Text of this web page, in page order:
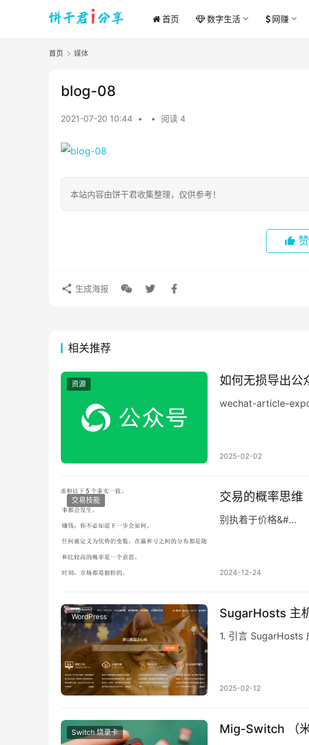
首页 数字生活 网赚
首页 媒体
blog-08
2021-07-20 10:44 • • 阅读 4
本站内容由饼干君收集整理，仅供参考！
赞
生成海报
相关推荐
资源 如何无损导出
wechat-article-
2025-02-02
交易技能 交易的概率思维
别执着于价格&#…
2024-12-24
WordPress SugarHosts 主
1. 引言 SugarHosts
2025-02-12
Switch 烧录卡 Mig-Switch （